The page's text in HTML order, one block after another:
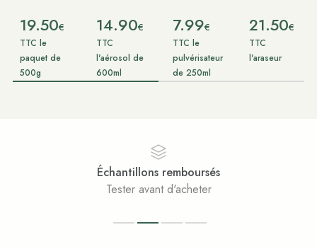
19.50€
TTC le
paquet de
500g
14.90€
TTC
l'aérosol de
600ml
7.99€
TTC le
pulvérisateur
de 250ml
21.50€
TTC
l'araseur
remboursés